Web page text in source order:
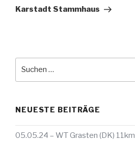
Beitrag
Karstadt Stammhaus
NEUESTE BEITRÄGE
05.05.24 – WT Grasten (DK) 11km